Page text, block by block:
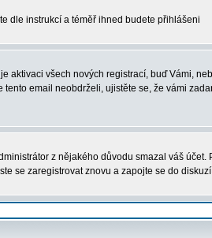
dle instrukcí a téměř ihned budete přihlášeni
všech nových registrací, buď Vámi,
email neobdrželi, ujistěte se, že vámi
z nějakého důvodu smazal váš účet.
se zaregistrovat znovu a zapojte se do